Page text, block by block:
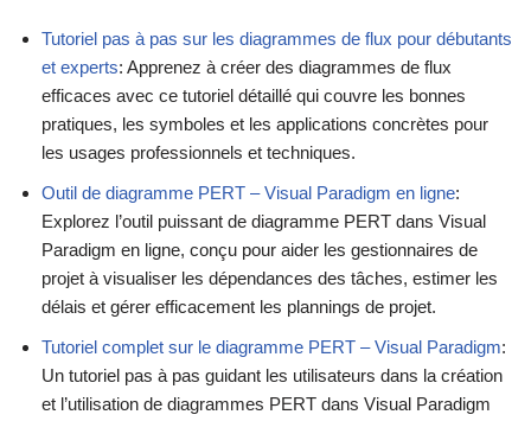
Tutoriel pas à pas sur les diagrammes de flux pour débutants
et experts: Apprenez à créer des diagrammes de flux
efficaces avec ce tutoriel détaillé qui couvre les bonnes
pratiques, les symboles et les applications concrètes pour
les usages professionnels et techniques.
Outil de diagramme PERT – Visual Paradigm en ligne:
Explorez l’outil puissant de diagramme PERT dans Visual
Paradigm en ligne, conçu pour aider les gestionnaires de
projet à visualiser les dépendances des tâches, estimer les
délais et gérer efficacement les plannings de projet.
Tutoriel complet sur le diagramme PERT – Visual Paradigm:
Un tutoriel pas à pas guidant les utilisateurs dans la création
et l’utilisation de diagrammes PERT dans Visual Paradigm